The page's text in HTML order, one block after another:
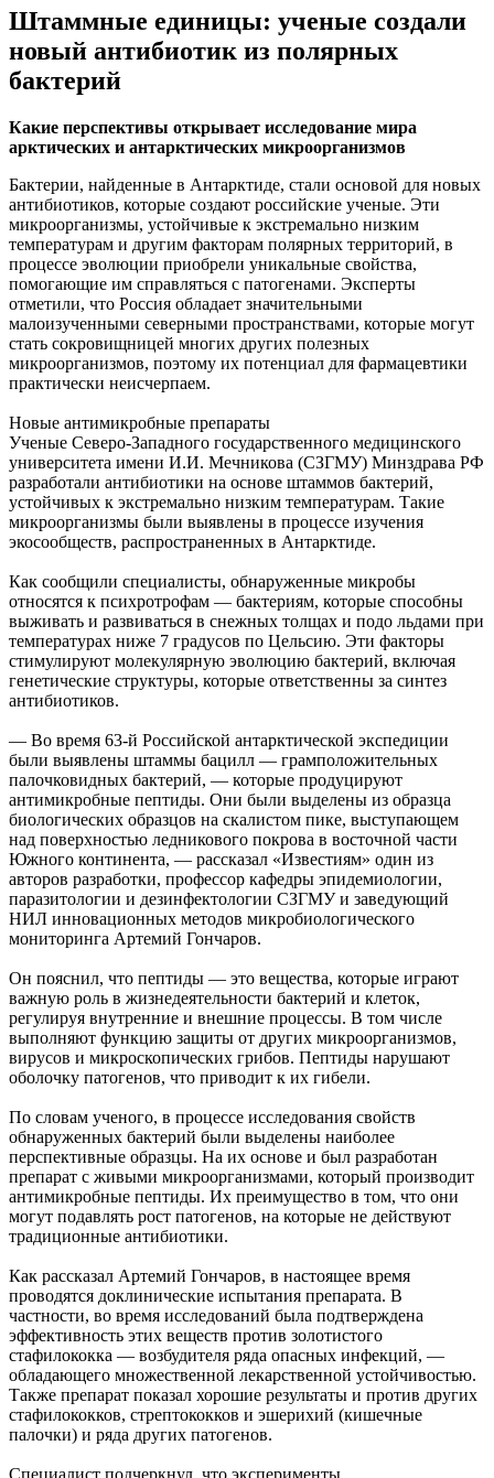
Штаммные единицы: ученые создали
новый антибиотик из полярных
бактерий
Какие перспективы открывает исследование мира
арктических и антарктических микроорганизмов
Бактерии, найденные в Антарктиде, стали основой для новых
антибиотиков, которые создают российские ученые. Эти
микроорганизмы, устойчивые к экстремально низким
температурам и другим факторам полярных территорий, в
процессе эволюции приобрели уникальные свойства,
помогающие им справляться с патогенами. Эксперты
отметили, что Россия обладает значительными
малоизученными северными пространствами, которые могут
стать сокровищницей многих других полезных
микроорганизмов, поэтому их потенциал для фармацевтики
практически неисчерпаем.
Новые антимикробные препараты
Ученые Северо-Западного государственного медицинского
университета имени И.И. Мечникова (СЗГМУ) Минздрава РФ
разработали антибиотики на основе штаммов бактерий,
устойчивых к экстремально низким температурам. Такие
микроорганизмы были выявлены в процессе изучения
экосообществ, распространенных в Антарктиде.
Как сообщили специалисты, обнаруженные микробы
относятся к психротрофам — бактериям, которые способны
выживать и развиваться в снежных толщах и подо льдами при
температурах ниже 7 градусов по Цельсию. Эти факторы
стимулируют молекулярную эволюцию бактерий, включая
генетические структуры, которые ответственны за синтез
антибиотиков.
— Во время 63-й Российской антарктической экспедиции
были выявлены штаммы бацилл — грамположительных
палочковидных бактерий, — которые продуцируют
антимикробные пептиды. Они были выделены из образца
биологических образцов на скалистом пике, выступающем
над поверхностью ледникового покрова в восточной части
Южного континента, — рассказал «Известиям» один из
авторов разработки, профессор кафедры эпидемиологии,
паразитологии и дезинфектологии СЗГМУ и заведующий
НИЛ инновационных методов микробиологического
мониторинга Артемий Гончаров.
Он пояснил, что пептиды — это вещества, которые играют
важную роль в жизнедеятельности бактерий и клеток,
регулируя внутренние и внешние процессы. В том числе
выполняют функцию защиты от других микроорганизмов,
вирусов и микроскопических грибов. Пептиды нарушают
оболочку патогенов, что приводит к их гибели.
По словам ученого, в процессе исследования свойств
обнаруженных бактерий были выделены наиболее
перспективные образцы. На их основе и был разработан
препарат с живыми микроорганизмами, который производит
антимикробные пептиды. Их преимущество в том, что они
могут подавлять рост патогенов, на которые не действуют
традиционные антибиотики.
Как рассказал Артемий Гончаров, в настоящее время
проводятся доклинические испытания препарата. В
частности, во время исследований была подтверждена
эффективность этих веществ против золотистого
стафилококка — возбудителя ряда опасных инфекций, —
обладающего множественной лекарственной устойчивостью.
Также препарат показал хорошие результаты и против других
стафилококков, стрептококков и эшерихий (кишечные
палочки) и ряда других патогенов.
Специалист подчеркнул, что эксперименты